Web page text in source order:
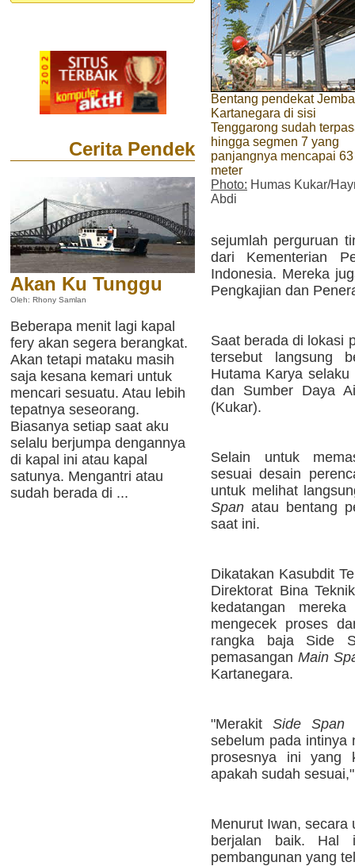
Cerita Pendek
Akan Ku Tunggu
Oleh: Rhony Samlan
Beberapa menit lagi kapal
fery akan segera berangkat.
Akan tetapi mataku masih
saja kesana kemari untuk
mencari sesuatu. Atau lebih
tepatnya seseorang.
Biasanya setiap saat aku
selalu berjumpa dengannya
di kapal ini atau kapal
satunya. Mengantri atau
sudah berada di ...
Bentang pendekat
Kartanegara di sisi
Tenggarong sudah
hingga segmen 7 yang
panjangnya mencapai 63
meter
Photo: Humas Kukar/
Abdi
sejumlah perguruan
dari Kementerian
Indonesia. Mereka
Pengkajian dan
Saat berada di lokasi
tersebut langsung
Hutama Karya
dan Sumber Daya
(Kukar).
Selain untuk
sesuai desain
untuk melihat
Span atau bentang
saat ini.
Dikatakan Kasubdit
Direktorat Bina
kedatangan
mengecek proses
rangka baja Side
pemasangan Main
Kartanegara.
"MerakitSide Span
sebelum pada intinya
prosesnya ini yang
apakah sudah
Menurut Iwan, secara
berjalan baik. Hal
pembangunan yang